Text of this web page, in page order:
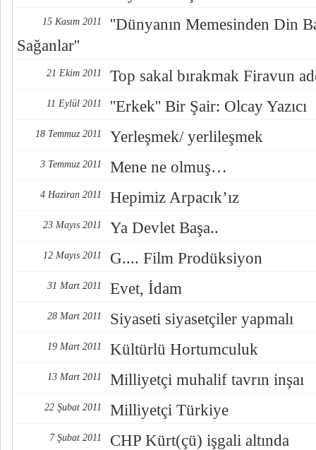
15 Kasım 2011
''Dünyanın Memesinden Din
Sağanlar''
21 Ekim 2011 Top sakal bırakmak Firavun
11 Eylül 2011 ''Erkek'' Bir Şair: Olcay Yazıcı
18 Temmuz 2011 Yerleşmek/ yerlileşmek
3 Temmuz 2011 Mene ne olmuş…
4 Haziran 2011 Hepimiz Arpacık’ız
23 Mayıs 2011 Ya Devlet Başa..
12 Mayıs 2011 G.... Film Prodüksiyon
31 Mart 2011 Evet, İdam
28 Mart 2011 Siyaseti siyasetçiler yapmalı
19 Mart 2011 Kültürlü Hortumculuk
13 Mart 2011 Milliyetçi muhalif tavrın inşaı
22 Şubat 2011 Milliyetçi Türkiye
7 Şubat 2011 CHP Kürt(çü) işgali altında